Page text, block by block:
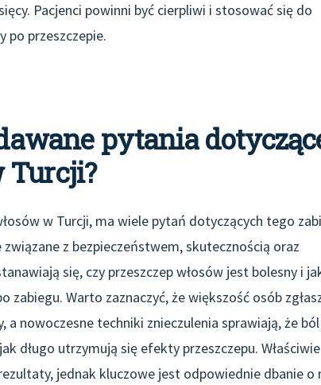
Pacjenci powinni być cierpliwi i stosować się do
po przeszczepie.
pytania
Turcji?
w Turcji, ma wiele pytań dotyczących tego
z bezpieczeństwem, skutecznością oraz
się, czy przeszczep włosów jest bolesny i
Warto zaznaczyć, że większość osób
nowoczesne techniki znieczulenia sprawiają, że
długo utrzymują się efekty przeszczepu. Właściwie
jednak kluczowe jest odpowiednie dbanie o